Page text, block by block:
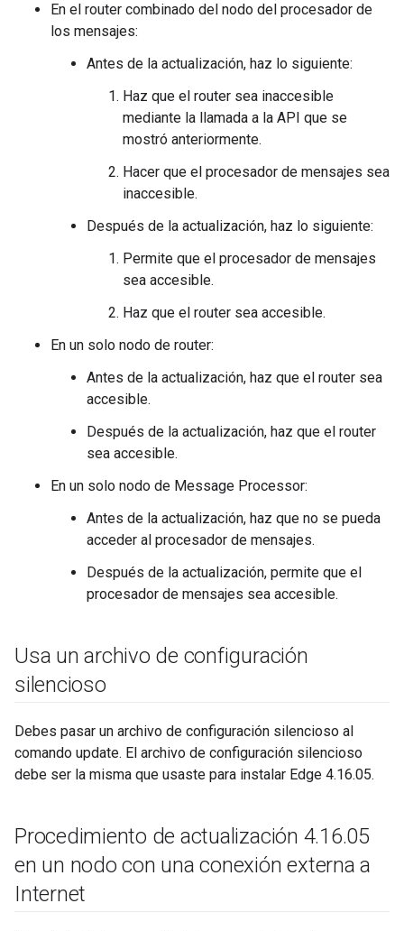
En el router combinado del nodo del procesador de
los mensajes:
Antes de la actualización, haz lo siguiente:
Haz que el router sea inaccesible
mediante la llamada a la API que se
mostró anteriormente.
Hacer que el procesador de mensajes sea
inaccesible.
Después de la actualización, haz lo siguiente:
Permite que el procesador de mensajes
sea accesible.
Haz que el router sea accesible.
En un solo nodo de router:
Antes de la actualización, haz que el router sea
accesible.
Después de la actualización, haz que el router
sea accesible.
En un solo nodo de Message Processor:
Antes de la actualización, haz que no se pueda
acceder al procesador de mensajes.
Después de la actualización, permite que el
procesador de mensajes sea accesible.
Usa un archivo de configuración
silencioso
Debes pasar un archivo de configuración silencioso al
comando update. El archivo de configuración silencioso
debe ser la misma que usaste para instalar Edge 4.16.05.
Procedimiento de actualización 4.16.05
en un nodo con una conexión externa a
Internet